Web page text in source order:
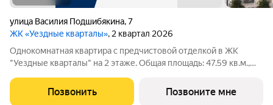
улица Василия Подшибякина,7
ЖК «Уездные кварталы», 2 квартал 2026
Однокомнатная квартира с предчистовой отделкой в ЖК
"Уездные кварталы" на 2 этаже. Общая площадь: 47.59 кв.м.,
кв.м. Все окна выходят на одну сторону. В квартире одна
лоджия, один
Позвонить Позвоните мне